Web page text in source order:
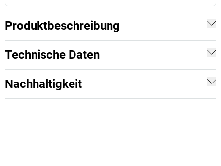
Produktbeschreibung
Technische Daten
Nachhaltigkeit